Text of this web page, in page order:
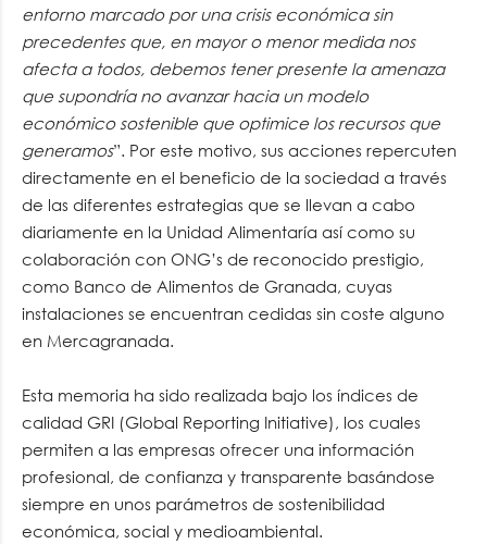
entorno marcado por una crisis económica sin
precedentes que, en mayor o menor medida nos
afecta a todos, debemos tener presente la amenaza
que supondría no avanzar hacia un modelo
económico sostenible que optimice los recursos que
generamos”. Por este motivo, sus acciones repercuten
directamente en el beneficio de la sociedad a través
de las diferentes estrategias que se llevan a cabo
diariamente en la Unidad Alimentaría así como su
colaboración con ONG’s de reconocido prestigio,
como Banco de Alimentos de Granada, cuyas
instalaciones se encuentran cedidas sin coste alguno
en Mercagranada.
Esta memoria ha sido realizada bajo los índices de
calidad GRI (Global Reporting Initiative), los cuales
permiten a las empresas ofrecer una información
profesional, de confianza y transparente basándose
siempre en unos parámetros de sostenibilidad
económica, social y medioambiental.